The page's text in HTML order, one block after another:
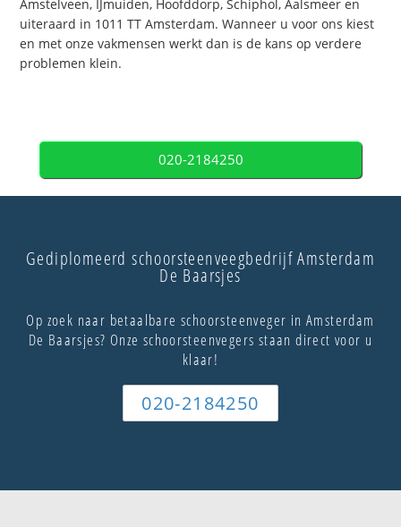
Amstelveen, IJmuiden, Hoofddorp, Schiphol, Aalsmeer en
uiteraard in 1011 TT Amsterdam. Wanneer u voor ons kiest
en met onze vakmensen werkt dan is de kans op verdere
problemen klein.
020-2184250
Gediplomeerd schoorsteenveegbedrijf Amsterdam
De Baarsjes
Op zoek naar betaalbare schoorsteenveger in Amsterdam
De Baarsjes? Onze schoorsteenvegers staan direct voor u
klaar!
020-2184250